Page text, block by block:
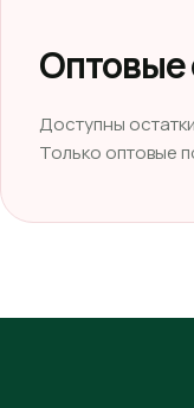
Оптовые
Доступны
Только оптовые